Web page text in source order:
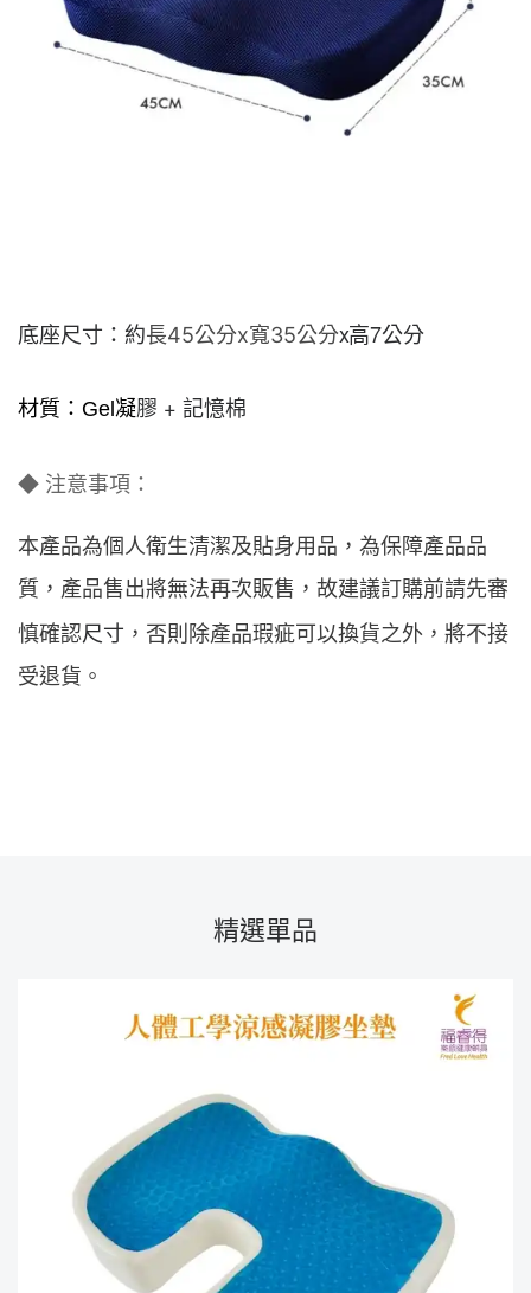
底座尺寸：約長45公分x寬35公分x高7公分
材質：Gel凝膠 + 記憶棉
◆ 注意事項：
本產品為個人衛生清潔及貼身用品，為保障產品品
質，產品售出將無法再次販售，故建議訂購前請先審
慎確認尺寸 ，否則除產品瑕疵可以換貨之外，將不接
受退貨。
精選單品